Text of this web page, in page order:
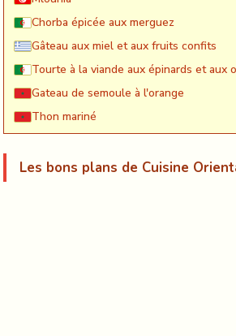
Chorba épicée aux merguez
Gâteau aux miel et aux fruits confits
Tourte à la viande aux épinards et aux
Gateau de semoule à l'orange
Thon mariné
Les bons plans de Cuisine